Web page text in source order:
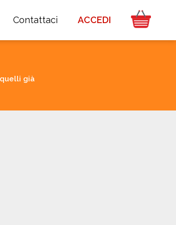
Contattaci ACCEDI
già